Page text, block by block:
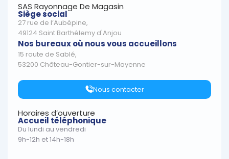
SAS Rayonnage De Magasin
Siège social
27 rue de l’Aubépine,
49124 Saint Barthélemy d'Anjou
Nos bureaux où nous vous accueillons
15 route de Sablé,
53200 Château-Gontier-sur-Mayenne
Nous contacter
Horaires d’ouverture
Accueil téléphonique
Du lundi au vendredi
9h-12h et 14h-18h